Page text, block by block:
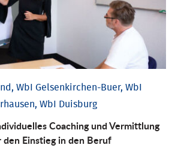
WbI Gelsenkirchen-Buer, WbI
WbI Duisburg
Coaching und Vermittlung
den Einstieg in den Beruf